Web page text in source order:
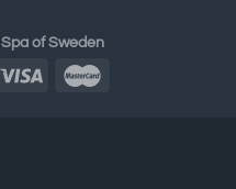
Spa of Sweden